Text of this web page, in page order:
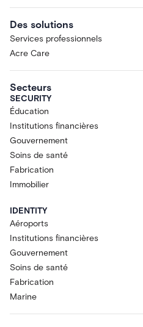
Des solutions
Services professionnels
Acre Care
Secteurs
SECURITY
Éducation
Institutions financières
Gouvernement
Soins de santé
Fabrication
Immobilier
IDENTITY
Aéroports
Institutions financières
Gouvernement
Soins de santé
Fabrication
Marine